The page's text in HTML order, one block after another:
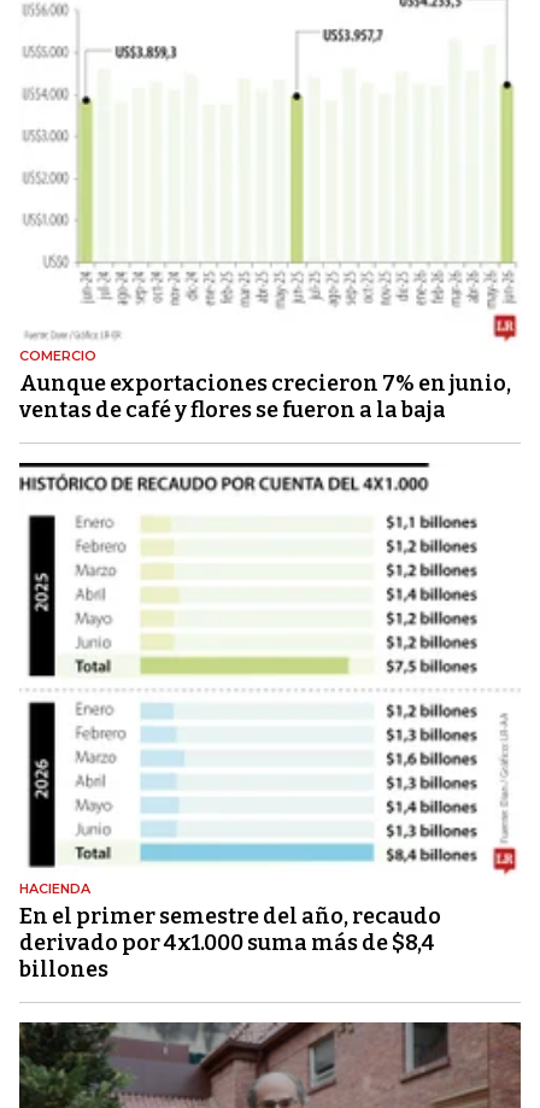
COMERCIO
Aunque exportaciones crecieron 7% en junio,
ventas de café y flores se fueron a la baja
HACIENDA
En el primer semestre del año, recaudo
derivado por 4x1.000 suma más de $8,4
billones